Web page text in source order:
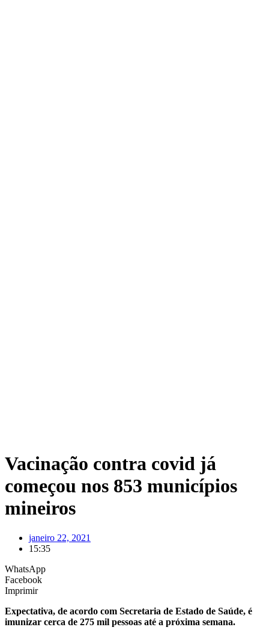
Vacinação contra covid já
começou nos 853 municípios
mineiros
janeiro 22, 2021
15:35
WhatsApp
Facebook
Imprimir
Expectativa, de acordo com Secretaria de Estado de Saúde, é
imunizar cerca de 275 mil pessoas até a próxima semana.